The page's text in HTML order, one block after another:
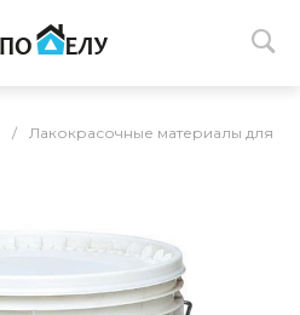
/ Лакокрасочные материалы для